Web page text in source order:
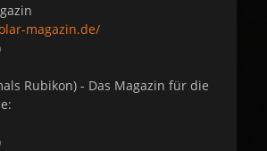
magazin.de/
Rubikon) - Das Magazin für die